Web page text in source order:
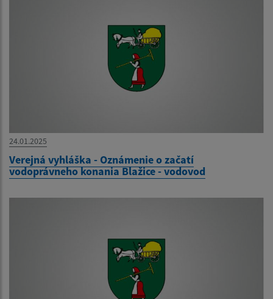
24.01.2025
Verejná vyhláška - Oznámenie o začatí
vodoprávneho konania Blažice - vodovod